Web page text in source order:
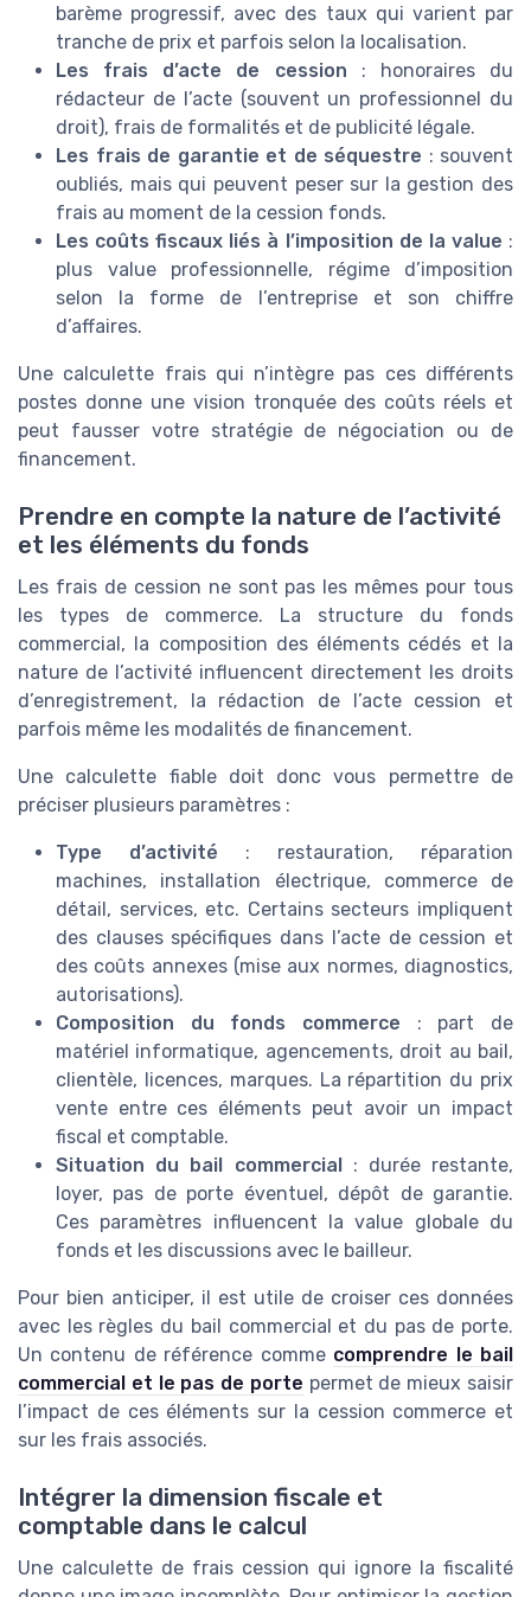
barème progressif, avec des taux qui varient par
tranche de prix et parfois selon la localisation.
Les frais d’acte de cession : honoraires du
rédacteur de l’acte (souvent un professionnel du
droit), frais de formalités et de publicité légale.
Les frais de garantie et de séquestre : souvent
oubliés, mais qui peuvent peser sur la gestion des
frais au moment de la cession fonds.
Les coûts fiscaux liés à l’imposition de la value :
plus value professionnelle, régime d’imposition
selon la forme de l’entreprise et son chiffre
d’affaires.
Une calculette frais qui n’intègre pas ces différents
postes donne une vision tronquée des coûts réels et
peut fausser votre stratégie de négociation ou de
financement.
Prendre en compte la nature de l’activité
et les éléments du fonds
Les frais de cession ne sont pas les mêmes pour tous
les types de commerce. La structure du fonds
commercial, la composition des éléments cédés et la
nature de l’activité influencent directement les droits
d’enregistrement, la rédaction de l’acte cession et
parfois même les modalités de financement.
Une calculette fiable doit donc vous permettre de
préciser plusieurs paramètres :
Type d’activité : restauration, réparation
machines, installation électrique, commerce de
détail, services, etc. Certains secteurs impliquent
des clauses spécifiques dans l’acte de cession et
des coûts annexes (mise aux normes, diagnostics,
autorisations).
Composition du fonds commerce : part de
matériel informatique, agencements, droit au bail,
clientèle, licences, marques. La répartition du prix
vente entre ces éléments peut avoir un impact
fiscal et comptable.
Situation du bail commercial: durée restante,
loyer, pas de porte éventuel, dépôt de garantie.
Ces paramètres influencent la value globale du
fonds et les discussions avec le bailleur.
Pour bien anticiper, il est utile de croiser ces données
avec les règles du bail commercial et du pas de porte.
Un contenu de référence comme comprendre le bail
commercial et le pas de porte permet de mieux saisir
l’impact de ces éléments sur la cession commerce et
sur les frais associés.
Intégrer la dimension fiscale et
comptable dans le calcul
Une calculette de frais cession qui ignore la fiscalité